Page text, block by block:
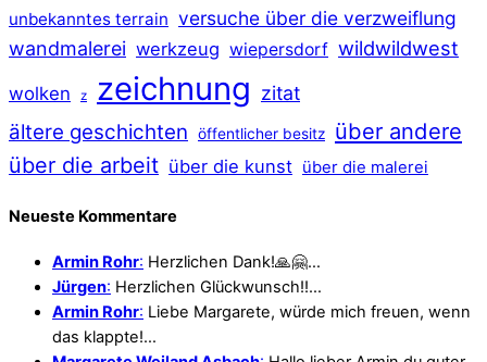
unbekanntes terrain versuche über die verzweiflung
wandmalerei werkzeug wiepersdorf wildwildwest
wolken z zeichnung zitat
ältere geschichten öffentlicher besitz über andere
über die arbeit über die kunst über die malerei
Neueste Kommentare
Armin Rohr: Herzlichen Dank!🙏🤗…
Jürgen: Herzlichen Glückwunsch!!…
Armin Rohr: Liebe Margarete, würde mich freuen, wenn
das klappte!…